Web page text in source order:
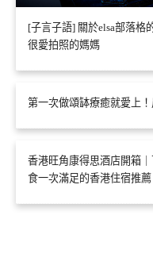
[子言子語] 關於elsa部落格
很愛拍照的媽媽
第一次做頌缽療癒就愛上
香港旺角康得思酒店開箱
食一次滿足的香港住宿推薦